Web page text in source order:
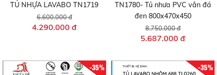
TỦ NHỰA LAVABO TN1719
6.600.000 đ
4.290.000 đ
TN1780- Tủ nhưa PVC vân đá
đen 800x470x450
8.750.000 đ
5.687.000 đ
-35% -35%